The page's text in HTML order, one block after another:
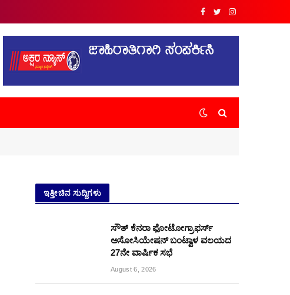
Facebook
TwitterInstagram
ಇತ್ತೀಚಿನ ಸುದ್ದಿಗಳು
ಸೌತ್ ಕೆನರಾ ಫೋಟೋಗ್ರಾಫರ್ಸ್
ಅಸೋಸಿಯೇಷನ್ ಬಂಟ್ವಾಳ ವಲಯದ
27ನೇ ವಾರ್ಷಿಕ ಸಭೆ
August 6, 2026